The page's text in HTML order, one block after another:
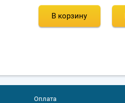
В корзину
Оплата